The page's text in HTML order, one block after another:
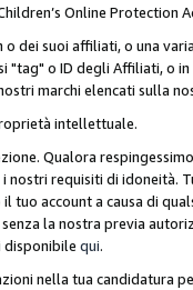
Online Protection
dei suoi affiliati, o una
"tag" o ID degli Affiliati, o
marchi elencati sulla
intellettuale.
Qualora
requisiti di idoneità.
tuo account a causa di
la nostra previa
disponibile qui.
nella tua candidatura